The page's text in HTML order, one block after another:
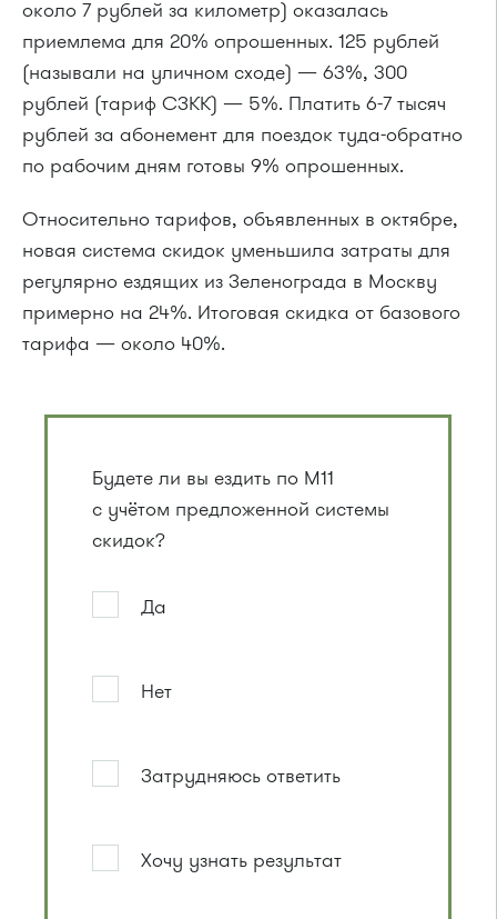
около 7 рублей за километр) оказалась
приемлема для 20% опрошенных. 125 рублей
(называли на уличном сходе) — 63%, 300
рублей (тариф СЗКК) — 5%. Платить 6-7 тысяч
рублей за абонемент для поездок туда-обратно
по рабочим дням готовы 9% опрошенных.
Относительно тарифов, объявленных в октябре,
новая система скидок уменьшила затраты для
регулярно ездящих из Зеленограда в Москву
примерно на 24%. Итоговая скидка от базового
тарифа — около 40%.
Будете ли вы ездить по М11
с учётом предложенной системы
скидок?
Да
Нет
Затрудняюсь ответить
Хочу узнать результат